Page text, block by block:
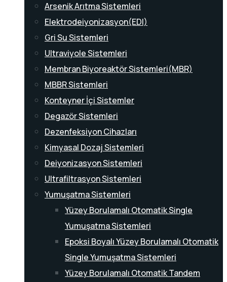
Arsenik Arıtma Sistemleri
Elektrodeiyonizasyon(EDI)
Gri Su Sistemleri
Ultraviyole Sistemleri
Membran Biyoreaktör Sistemleri(MBR)
MBBR Sistemleri
Konteyner İçi Sistemler
Degazör Sistemleri
Dezenfeksiyon Cihazları
Kimyasal Dozaj Sistemleri
Deiyonizasyon Sistemleri
Ultrafiltrasyon Sistemleri
Yumuşatma Sistemleri
Yüzey Borulamalı Otomatik Single
Yumuşatma Sistemleri
Epoksi Boyalı Yüzey Borulamalı Otomatik
Single Yumuşatma Sistemleri
Yüzey Borulamalı Otomatik Tandem